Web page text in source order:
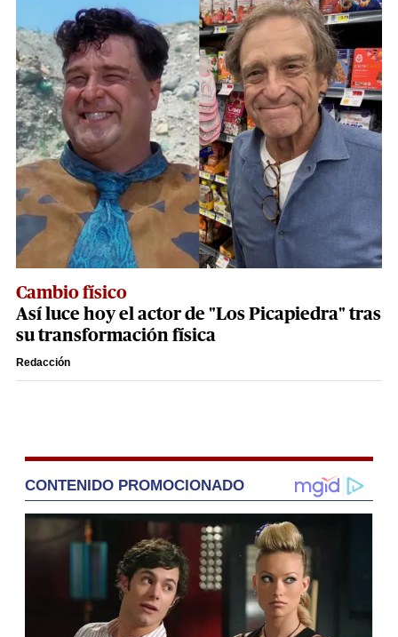
Cambio físico
Así luce hoy el actor de "Los Picapiedra" tras
su transformación física
Redacción
CONTENIDO PROMOCIONADO